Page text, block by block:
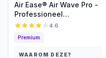
Air Ease® Air Wave Pro -
Professioneel
Beenmassage Apparaat
- Op Luchtdruk - Met NL
en ENG Handleiding
4.6
Premium
WAAROM DEZE?